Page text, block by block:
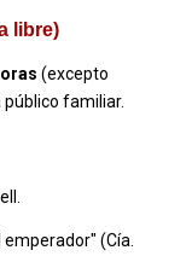
libre)
(excepto
familiar.
(Cía.